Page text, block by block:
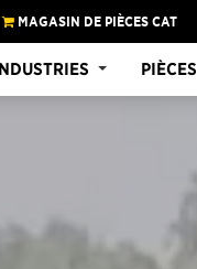
MAGASIN DE PIÈCES CAT
PIÈCES